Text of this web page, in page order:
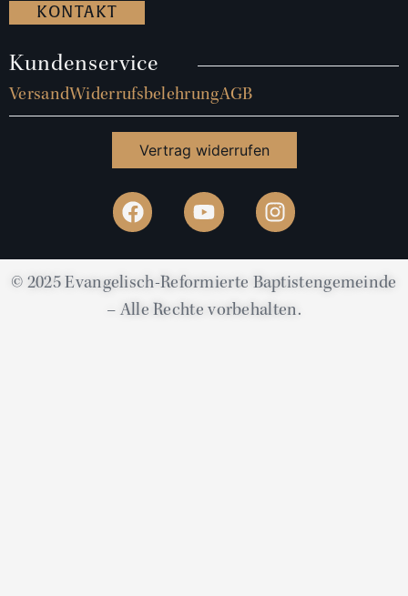
KONTAKT
Kundenservice
VersandWiderrufsbelehrungAGB
Vertrag widerrufen
© 2025 Evangelisch-Reformierte Baptistengemeinde
– Alle Rechte vorbehalten.